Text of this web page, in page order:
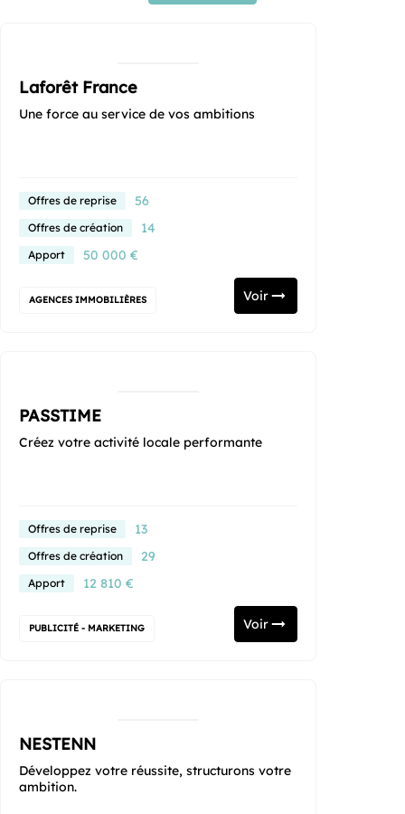
Laforêt France
Une force au service de vos ambitions
Offres de reprise 56
Offres de création 14
Apport 50 000 €
AGENCES IMMOBILIÈRES Voir
PASSTIME
Créez votre activité locale performante
Offres de reprise 13
Offres de création 29
Apport 12 810 €
PUBLICITÉ - MARKETING Voir
NESTENN
Développez votre réussite, structurons votre
ambition.